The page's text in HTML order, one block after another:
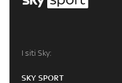
I siti Sky:
SKY SPORT